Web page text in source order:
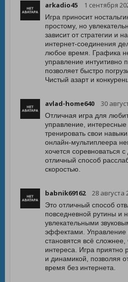
arkadio45 1 сентября
Игра приносит
простому, но
зависит от стратегии и
интернет-соединения
любое время. Графика
управление интуитивно
позволяет быстро
Чистый азарт и
avlad-home640 30
Отличная игра для
управление,
тренировать свои
онлайн-мультиплеера
хочется соревноваться
отличный способ
скоростью.
babnik69162 28 августа
Это отличный способ
повседневной рутины и
увлекательными
эффектами. Управление
становятся всё сложнее,
интереса. Игра приятно
и динамикой, позволяя
время без интернета.